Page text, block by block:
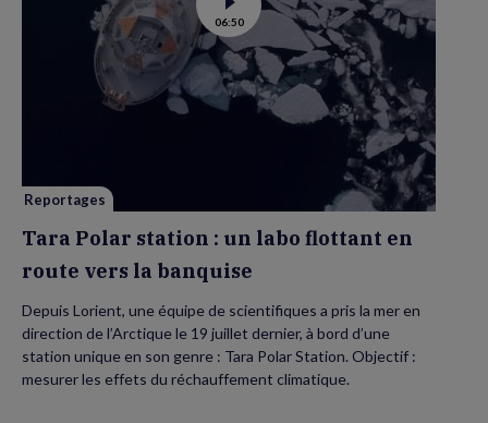
Voir
la
vidéo
de
Tara
Polar
station
:
la
06:50
Reportages
Tara Polar station : un labo flottant en
route vers la banquise
Depuis Lorient, une équipe de scientifiques a pris la mer en
direction de l’Arctique le 19 juillet dernier, à bord d’une
station unique en son genre : Tara Polar Station. Objectif :
mesurer les effets du réchauffement climatique.